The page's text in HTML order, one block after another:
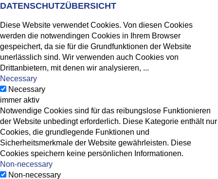
DATENSCHUTZÜBERSICHT
Diese Website verwendet Cookies. Von diesen Cookies
werden die notwendingen Cookies in Ihrem Browser
gespeichert, da sie für die Grundfunktionen der Website
unerlässlich sind. Wir verwenden auch Cookies von
Drittanbietern, mit denen wir analysieren, ...
Necessary
Necessary
immer aktiv
Notwendige Cookies sind für das reibungslose Funktionieren
der Website unbedingt erforderlich. Diese Kategorie enthält nur
Cookies, die grundlegende Funktionen und
Sicherheitsmerkmale der Website gewährleisten. Diese
Cookies speichern keine persönlichen Informationen.
Non-necessary
Non-necessary